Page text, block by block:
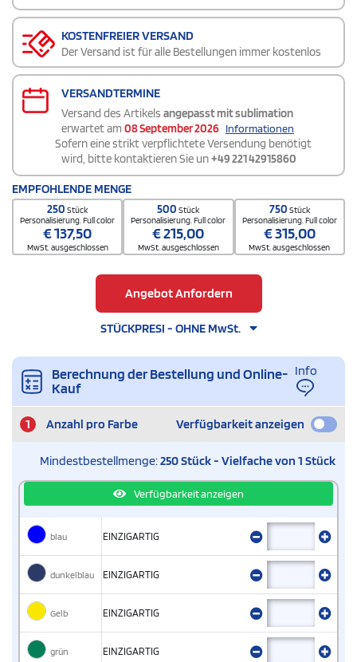
KOSTENFREIER VERSAND
Der Versand ist für alle Bestellungen immer kostenlos
VERSANDTERMINE
Versand des Artikels angepasst mit sublimation
erwartet am 08 September 2026 Informationen
Sofern eine strikt verpflichtete Versendung benötigt
wird, bitte kontaktieren Sie un+49 221 42915860
EMPFOHLENDE MENGE
250Stück
Personalisierung. Full color
€137,50
MwSt. ausgeschlossen
500Stück
Personalisierung. Full color
€215,00
MwSt. ausgeschlossen
750 Stück
Personalisierung. Full color
€315,00
MwSt. ausgeschlossen
Angebot Anfordern
STÜCKPRESI - OHNE MwSt.
Berechnung der Bestellung und Online-
Kauf
Info
1 Anzahl pro Farbe Verfügbarkeit anzeigen
Mindestbestellmenge:250 Stück - Vielfache von 1 Stück
Verfügbarkeit anzeigen
blau EINZIGARTIG
dunkelblau EINZIGARTIG
Gelb EINZIGARTIG
grün EINZIGARTIG